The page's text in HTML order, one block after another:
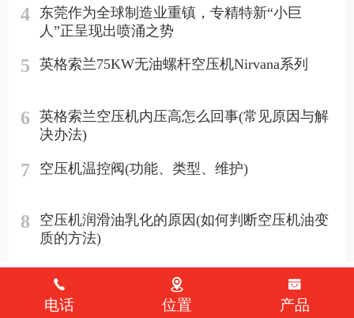
4
东莞作为全球制造业重镇，专精特新“小巨
人”正呈现出喷涌之势
5 英格索兰75KW无油螺杆空压机Nirvana系列
6
英格索兰空压机内压高怎么回事(常见原因与解
决办法)
7 空压机温控阀(功能、类型、维护)
8
空压机润滑油乳化的原因(如何判断空压机油变
质的方法)
电话 位置 产品